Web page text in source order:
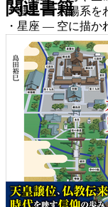
・彗星 ― 太陽系を
・星座 ― 空に描か
・恒星 ― ちりばめ
・星雲 ― ガスと光
・星の一生 ― 生ま
・星団 ― 星は、生
・天の川銀河 ― 銀
・銀河 ― 星の群れ
・大規模構造 ― 網
・宇宙観測 ― 天か
・宇宙の謎 ― 謎こ
関連書籍